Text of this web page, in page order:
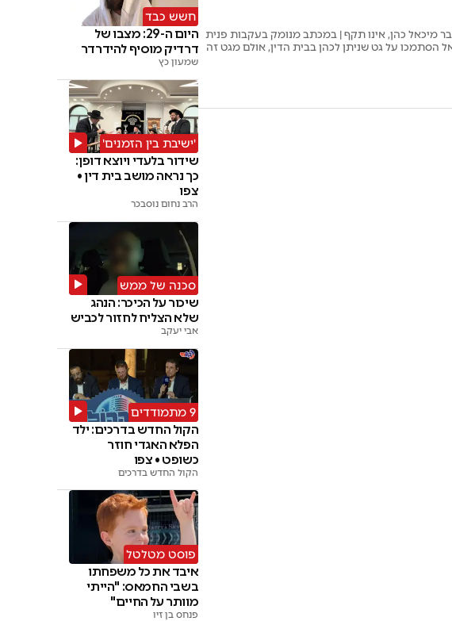
מיכאל כהן, אינו תקף | במכתב מנומק בעקבות פנית
הסתמכו על גט שניתן לכהן בבית הדין, אולם מגט זה
חשש כבד
היום ה-29: מצבו של
דרדיק מוסיף להידרדר
שמעון כץ
'ישיבת בין הזמנים'
שידור בלעדי ויוצא דופן:
כך נראה מושב בית דין •
צפו
הרב נחום נוסבכר
סכנה של ממש
שיכור על הכיכר: הנהג
שלא הצליח לחזור לכביש
אבי יעקב
9 מתמודדים
הקול החדש בדרכים: ילד
הפלא האגדי חוזר
כשופט • צפו
הקול החדש בדרכים
פוסט מטלטל
איבד את כל משפחתו
בשבי החמאס: "הייתי
מוותר על החיים"
פנחס בן זיו